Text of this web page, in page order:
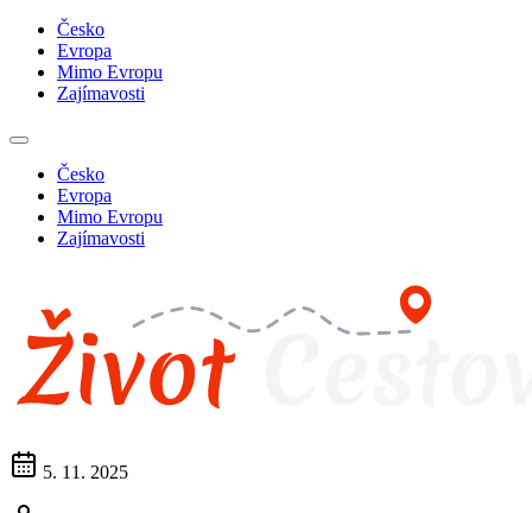
Česko
Evropa
Mimo Evropu
Zajímavosti
Česko
Evropa
Mimo Evropu
Zajímavosti
5. 11. 2025